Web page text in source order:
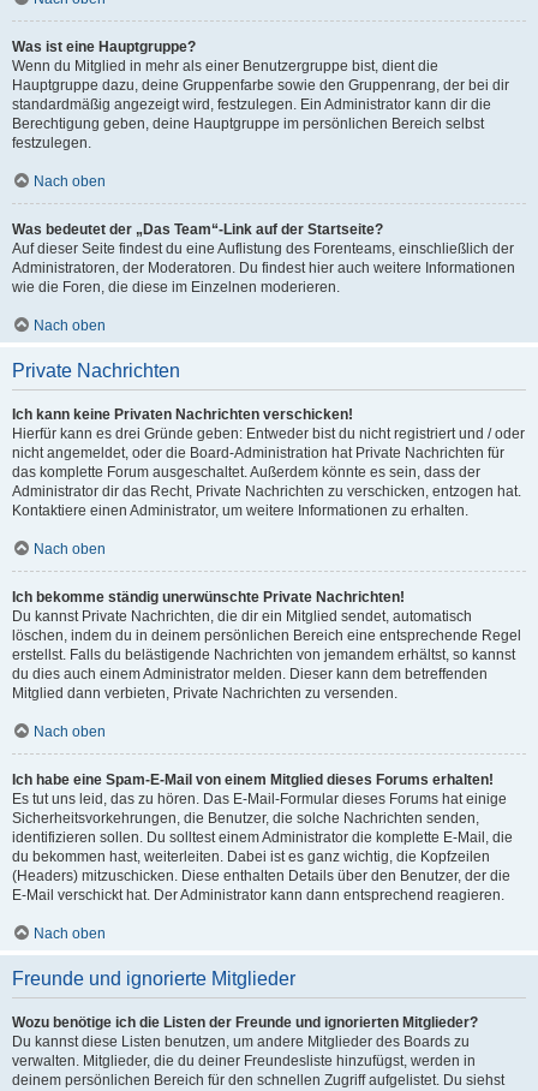
Was ist eine Hauptgruppe?
Wenn du Mitglied in mehr als einer Benutzergruppe bist, dient die
Hauptgruppe dazu, deine Gruppenfarbe sowie den Gruppenrang, der bei dir
standardmäßig angezeigt wird, festzulegen. Ein Administrator kann dir die
Berechtigung geben, deine Hauptgruppe im persönlichen Bereich selbst
festzulegen.
Nach oben
Was bedeutet der „Das Team“-Link auf der Startseite?
Auf dieser Seite findest du eine Auflistung des Forenteams, einschließlich der
Administratoren, der Moderatoren. Du findest hier auch weitere Informationen
wie die Foren, die diese im Einzelnen moderieren.
Nach oben
Private Nachrichten
Ich kann keine Privaten Nachrichten verschicken!
Hierfür kann es drei Gründe geben: Entweder bist du nicht registriert und / oder
nicht angemeldet, oder die Board-Administration hat Private Nachrichten für
das komplette Forum ausgeschaltet. Außerdem könnte es sein, dass der
Administrator dir das Recht, Private Nachrichten zu verschicken, entzogen hat.
Kontaktiere einen Administrator, um weitere Informationen zu erhalten.
Nach oben
Ich bekomme ständig unerwünschte Private Nachrichten!
Du kannst Private Nachrichten, die dir ein Mitglied sendet, automatisch
löschen, indem du in deinem persönlichen Bereich eine entsprechende Regel
erstellst. Falls du belästigende Nachrichten von jemandem erhältst, so kannst
du dies auch einem Administrator melden. Dieser kann dem betreffenden
Mitglied dann verbieten, Private Nachrichten zu versenden.
Nach oben
Ich habe eine Spam-E-Mail von einem Mitglied dieses Forums erhalten!
Es tut uns leid, das zu hören. Das E-Mail-Formular dieses Forums hat einige
Sicherheitsvorkehrungen, die Benutzer, die solche Nachrichten senden,
identifizieren sollen. Du solltest einem Administrator die komplette E-Mail, die
du bekommen hast, weiterleiten. Dabei ist es ganz wichtig, die Kopfzeilen
(Headers) mitzuschicken. Diese enthalten Details über den Benutzer, der die
E-Mail verschickt hat. Der Administrator kann dann entsprechend reagieren.
Nach oben
Freunde und ignorierte Mitglieder
Wozu benötige ich die Listen der Freunde und ignorierten Mitglieder?
Du kannst diese Listen benutzen, um andere Mitglieder des Boards zu
verwalten. Mitglieder, die du deiner Freundesliste hinzufügst, werden in
deinem persönlichen Bereich für den schnellen Zugriff aufgelistet. Du siehst